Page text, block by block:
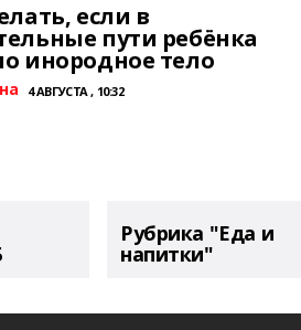
если в
пути ребёнка
инородное тело
4 АВГУСТА , 10:32
Рубрика "Еда и
напитки"